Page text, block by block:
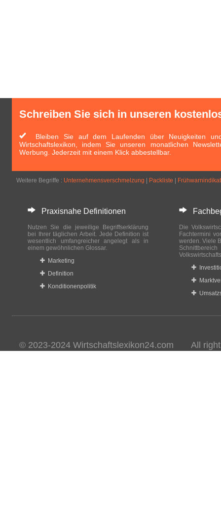
Schreiben Sie sich in unseren
Bleiben Sie auf dem Laufenden über Neuigkeiten
Wirtschaftslexikon, indem Sie unseren monatlichen
Werbung. Jederzeit mit einem Klick abbestellbar.
Weitere Begriffe : Unternehmensverschmelzung Packliste
Praxisnahe Definitionen
Nutzen Sie die jeweilige Begriffserklärung
bei Ihrer täglichen Arbeit. Jede Definition ist
wesentlich umfangreicher angelegt als in
einem gewöhnlichen Glossar.
Marketing
Definition
Konditionenpolitik
Die
Fachtermini
werden. Viele
© 2023-2024 Wirtschaftslexikon24.com All